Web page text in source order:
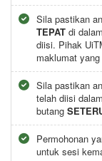
Sila pastikan
TEPAT di
diisi. Pihak
maklumat
Sila pastikan
telah diisi
butang
Permohonan
untuk sesi